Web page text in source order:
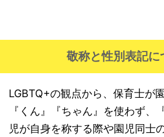
敬称と性別表記に
LGBTQ+の観点から、保育士が
『くん』『ちゃん』を使わず、
児が自身を称する際や園児同士